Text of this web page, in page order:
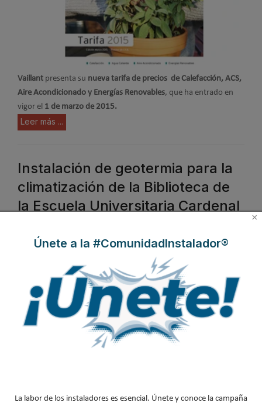
Vaillant presenta su nueva tarifa de precios de Calefacción, ACS,
Aire Acondicionado y Energías Renovables, que ha entrado en
vigor el 1 de marzo de 2015.
Leer más ...
Instalación de geotermia para la
climatización de la Biblioteca de
la Escuela Universitaria Cardenal
Publicado en Hemeroteca Energías Renovables
×
Únete a la #ComunidadInstalador®
La labor de los instaladores es esencial. Únete y conoce la campaña